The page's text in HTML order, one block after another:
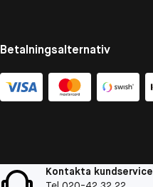
Betalningsalternativ
Kontakta kundservice